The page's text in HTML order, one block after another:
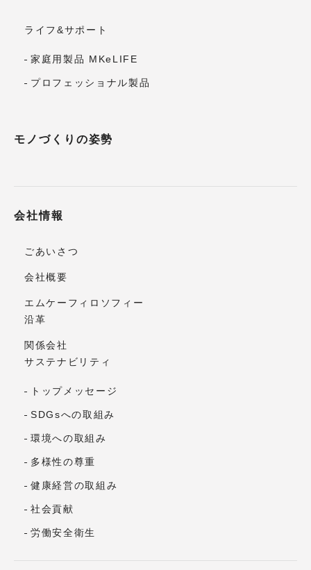
ライフ&サポート
家庭用製品 MKeLIFE
プロフェッショナル製品
モノづくりの姿勢
会社情報
ごあいさつ
会社概要
エムケーフィロソフィー
沿革
関係会社
サステナビリティ
トップメッセージ
SDGsへの取組み
環境への取組み
多様性の尊重
健康経営の取組み
社会貢献
労働安全衛生